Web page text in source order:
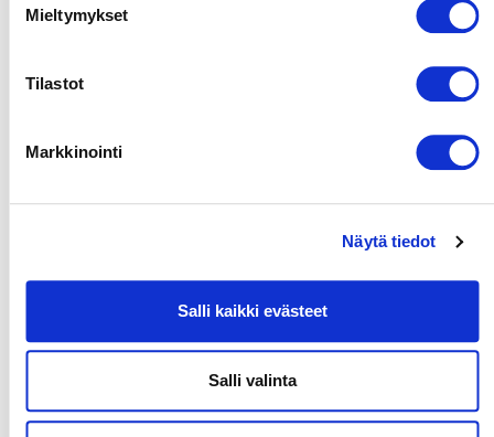
Mieltymykset
Tilastot
Markkinointi
Näytä tiedot
Salli kaikki evästeet
Salli valinta
ne soveltuvat
puhaltimia
käytetään
keskusilmastointilaitteissa
tai